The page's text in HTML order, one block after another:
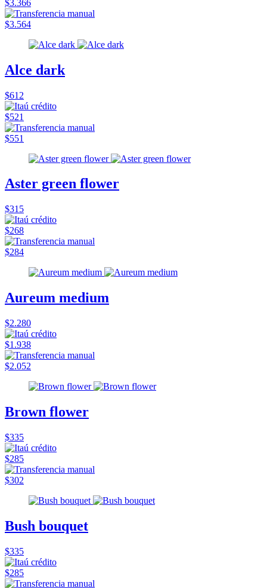
$3.366
$3.564
Alce dark
$612
$521
$551
Aster green flower
$315
$268
$284
Aureum medium
$2.280
$1.938
$2.052
Brown flower
$335
$285
$302
Bush bouquet
$335
$285